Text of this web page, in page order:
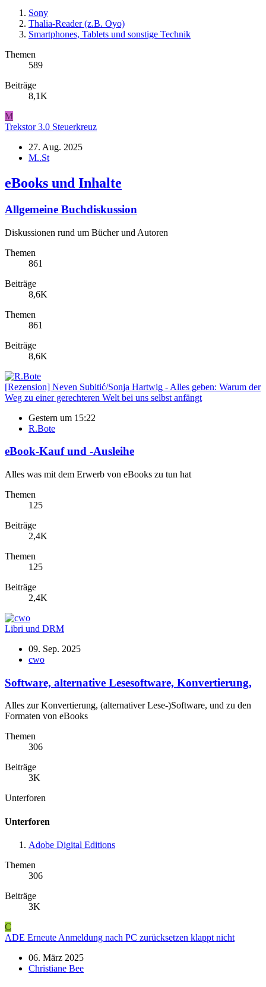
Sony
Thalia-Reader (z.B. Oyo)
Smartphones, Tablets und sonstige Technik
Themen
589
Beiträge
8,1K
M
Trekstor 3.0 Steuerkreuz
27. Aug. 2025
M..St
eBooks und Inhalte
Allgemeine Buchdiskussion
Diskussionen rund um Bücher und Autoren
Themen
861
Beiträge
8,6K
Themen
861
Beiträge
8,6K
[Rezension] Neven Subitić/Sonja Hartwig - Alles geben: Warum der
Weg zu einer gerechteren Welt bei uns selbst anfängt
Gestern um 15:22
R.Bote
eBook-Kauf und -Ausleihe
Alles was mit dem Erwerb von eBooks zu tun hat
Themen
125
Beiträge
2,4K
Themen
125
Beiträge
2,4K
Libri und DRM
09. Sep. 2025
cwo
Software, alternative Lesesoftware, Konvertierung,
Alles zur Konvertierung, (alternativer Lese-)Software, und zu den
Formaten von eBooks
Themen
306
Beiträge
3K
Unterforen
Unterforen
Adobe Digital Editions
Themen
306
Beiträge
3K
C
ADE Erneute Anmeldung nach PC zurücksetzen klappt nicht
06. März 2025
Christiane Bee